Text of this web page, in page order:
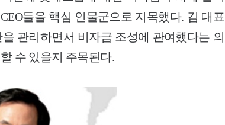
들을 핵심 인물군으로 지목했다. 김 대표
관리하면서 비자금 조성에 관여했다는 의
수 있을지 주목된다.